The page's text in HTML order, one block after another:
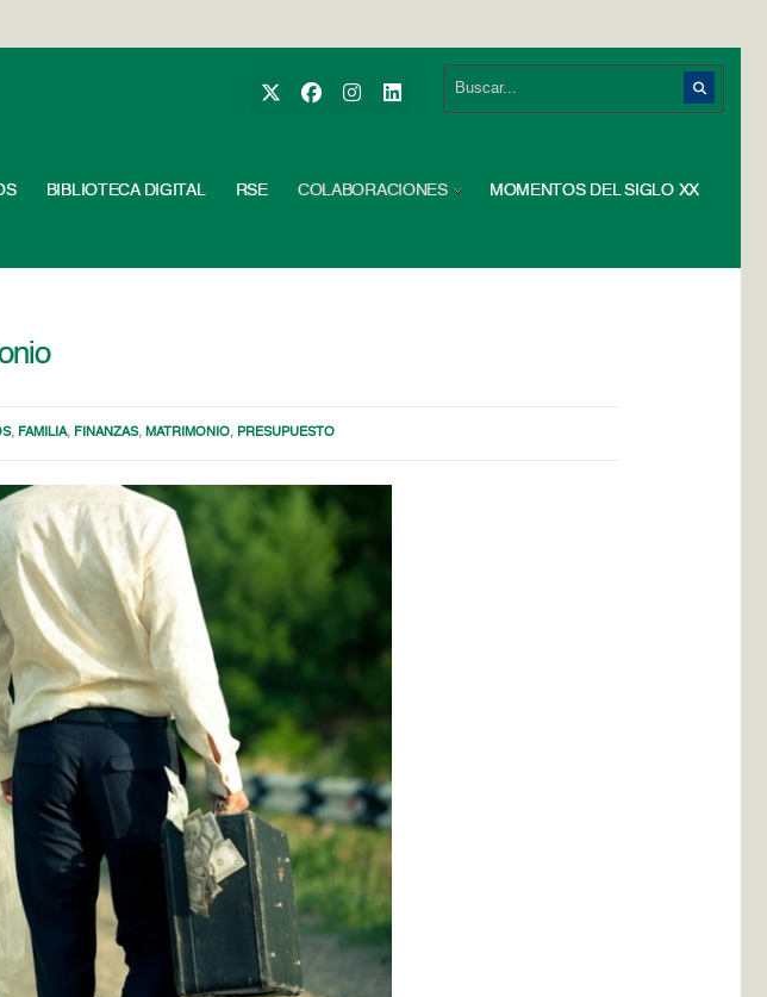
BIBLIOTECA DIGITAL RSE COLABORACIONES MOMENTOS DEL SIGLO XX
, FAMILIA, FINANZAS, MATRIMONIO, PRESUPUESTO